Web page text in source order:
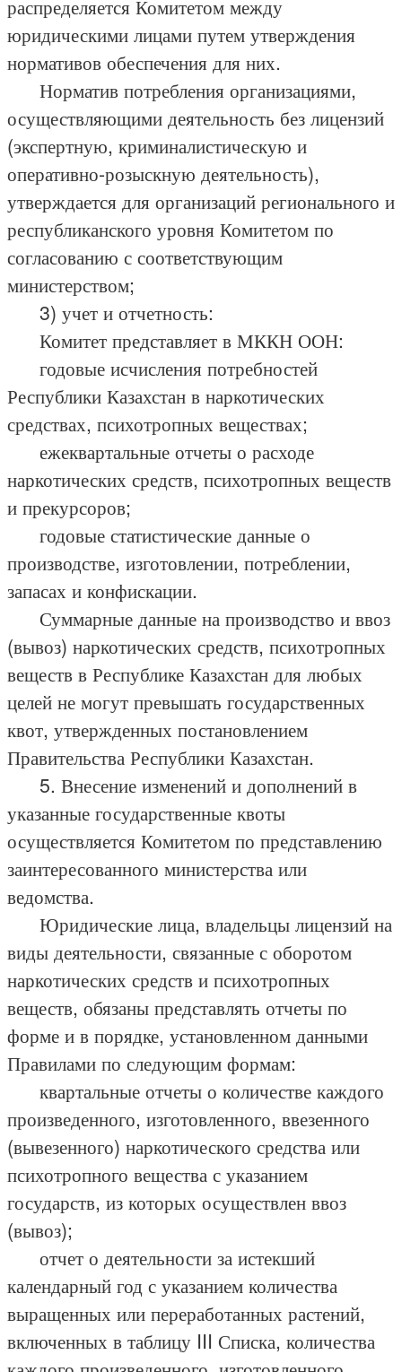
распределяется Комитетом между
юридическими лицами путем утверждения
нормативов обеспечения для них.
Норматив потребления организациями,
осуществляющими деятельность без лицензий
(экспертную, криминалистическую и
оперативно-розыскную деятельность),
утверждается для организаций регионального и
республиканского уровня Комитетом по
согласованию с соответствующим
министерством;
3) учет и отчетность:
Комитет представляет в МККН ООН:
годовые исчисления потребностей
Республики Казахстан в наркотических
средствах, психотропных веществах;
ежеквартальные отчеты о расходе
наркотических средств, психотропных веществ
и прекурсоров;
годовые статистические данные о
производстве, изготовлении, потреблении,
запасах и конфискации.
Суммарные данные на производство и ввоз
(вывоз) наркотических средств, психотропных
веществ в Республике Казахстан для любых
целей не могут превышать государственных
квот, утвержденных постановлением
Правительства Республики Казахстан.
5. Внесение изменений и дополнений в
указанные государственные квоты
осуществляется Комитетом по представлению
заинтересованного министерства или
ведомства.
Юридические лица, владельцы лицензий на
виды деятельности, связанные с оборотом
наркотических средств и психотропных
веществ, обязаны представлять отчеты по
форме и в порядке, установленном данными
Правилами по следующим формам:
квартальные отчеты о количестве каждого
произведенного, изготовленного, ввезенного
(вывезенного) наркотического средства или
психотропного вещества с указанием
государств, из которых осуществлен ввоз
(вывоз);
отчет о деятельности за истекший
календарный год с указанием количества
выращенных или переработанных растений,
включенных в таблицу III Списка, количества